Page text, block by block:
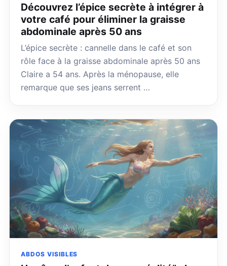
Découvrez l’épice secrète à intégrer à
votre café pour éliminer la graisse
abdominale après 50 ans
L’épice secrète : cannelle dans le café et son
rôle face à la graisse abdominale après 50 ans
Claire a 54 ans. Après la ménopause, elle
remarque que ses jeans serrent …
ABDOS VISIBLES